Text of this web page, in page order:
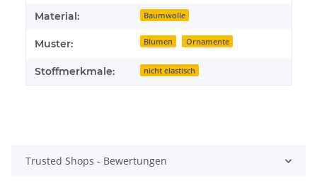
Material: Baumwolle
Muster: Blumen Ornamente
Stoffmerkmale: nicht elastisch
Trusted Shops - Bewertungen